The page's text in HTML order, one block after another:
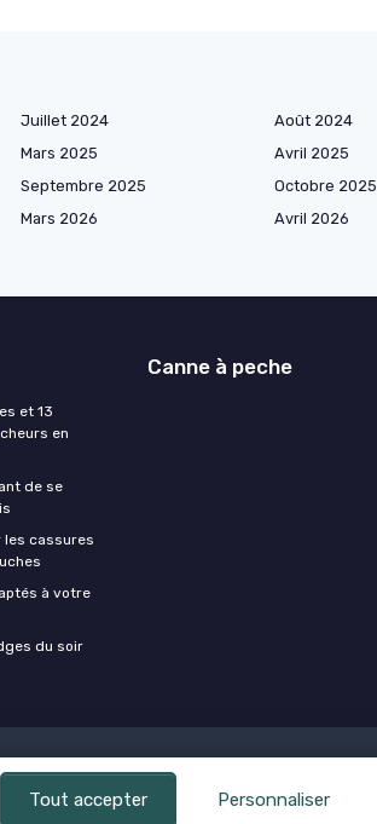
Juillet 2024
Août 2024
Mars 2025
Avril 2025
Septembre 2025
Octobre 2025
Mars 2026
Avril 2026
et 13
en
de se
les cassures
à votre
du soir
Canne à peche
Tout accepter Personnaliser